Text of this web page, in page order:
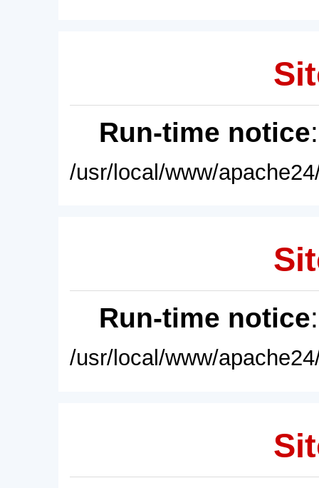
Run-time notice
/usr/local/www/
Run-time notice
/usr/local/www/